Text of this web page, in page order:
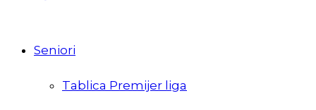
Seniori
Tablica Premijer liga